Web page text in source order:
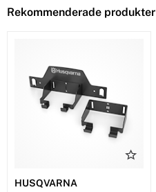
Rekommenderade produkter
HUSQVARNA